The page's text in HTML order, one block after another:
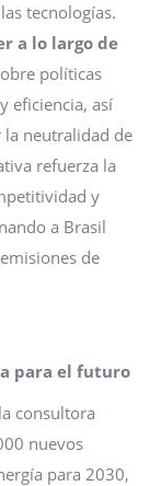
tecnologías.
a lo largo de
políticas
eficiencia, así
la neutralidad de
refuerza la
y
a Brasil
de
para el futuro
consultora
nuevos
para 2030,